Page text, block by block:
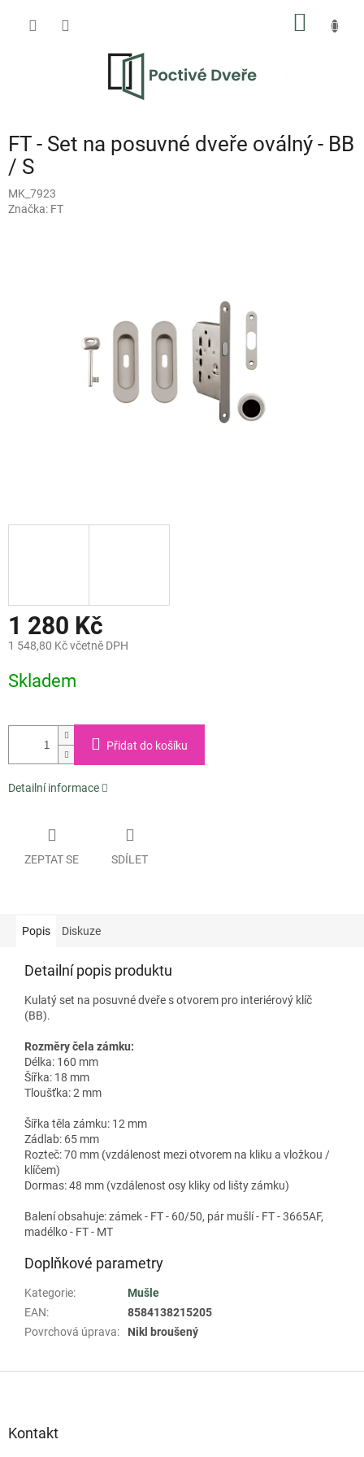
FT - Set na posuvné dveře oválný - BB
/ S
MK_7923
Značka: FT
1 280 Kč
1 548,80 Kč včetně DPH
cena:
Skladem
Přidat do košíku
Detailní informace
ZEPTAT SE SDÍLET
Popis Diskuze
Detailní popis produktu
Kulatý set na posuvné dveře s otvorem pro interiérový klíč
(BB).
Rozměry čela zámku:
Délka: 160 mm
Šířka: 18 mm
Tloušťka: 2 mm
Šířka těla zámku: 12 mm
Zádlab: 65 mm
Rozteč: 70 mm (vzdálenost mezi otvorem na kliku a vložkou /
klíčem)
Dormas: 48 mm (vzdálenost osy kliky od lišty zámku)
Balení obsahuje: zámek - FT - 60/50, pár mušlí - FT - 3665AF,
madélko - FT - MT
Doplňkové parametry
Kategorie:
Mušle
EAN:
8584138215205
Povrchová úprava: Nikl broušený
Kontakt